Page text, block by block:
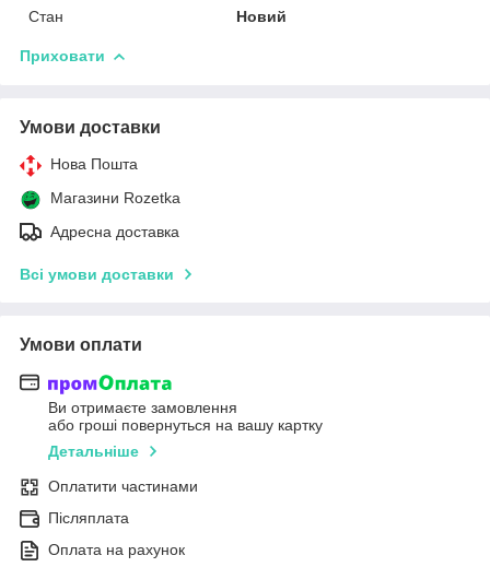
Стан
Новий
Приховати
Умови доставки
Нова Пошта
Магазини Rozetka
Адресна доставка
Всі умови доставки
Умови оплати
Ви отримаєте замовлення
або гроші повернуться на вашу картку
Детальніше
Оплатити частинами
Післяплата
Оплата на рахунок